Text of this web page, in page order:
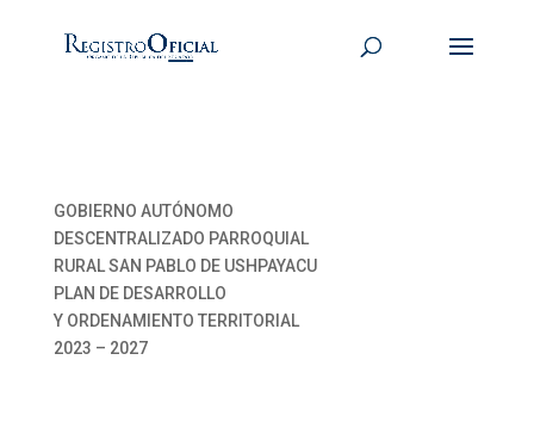
GOBIERNO AUTÓNOMO
DESCENTRALIZADO PARROQUIAL
RURAL SAN PABLO DE USHPAYACU
PLAN DE DESARROLLO
Y ORDENAMIENTO TERRITORIAL
2023 – 2027